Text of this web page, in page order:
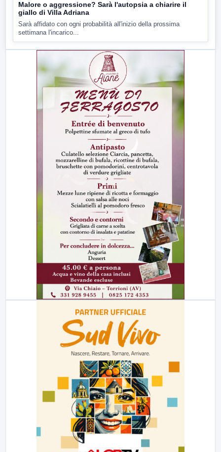
Malore o aggressione? Sarà l'autopsia a chiarire il
giallo di Villa Adriana
Sarà affidato con ogni probabilità all'inizio della prossima
settimana l'incarico...